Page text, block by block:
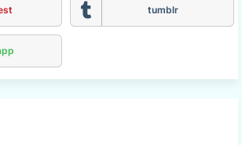
tumblr